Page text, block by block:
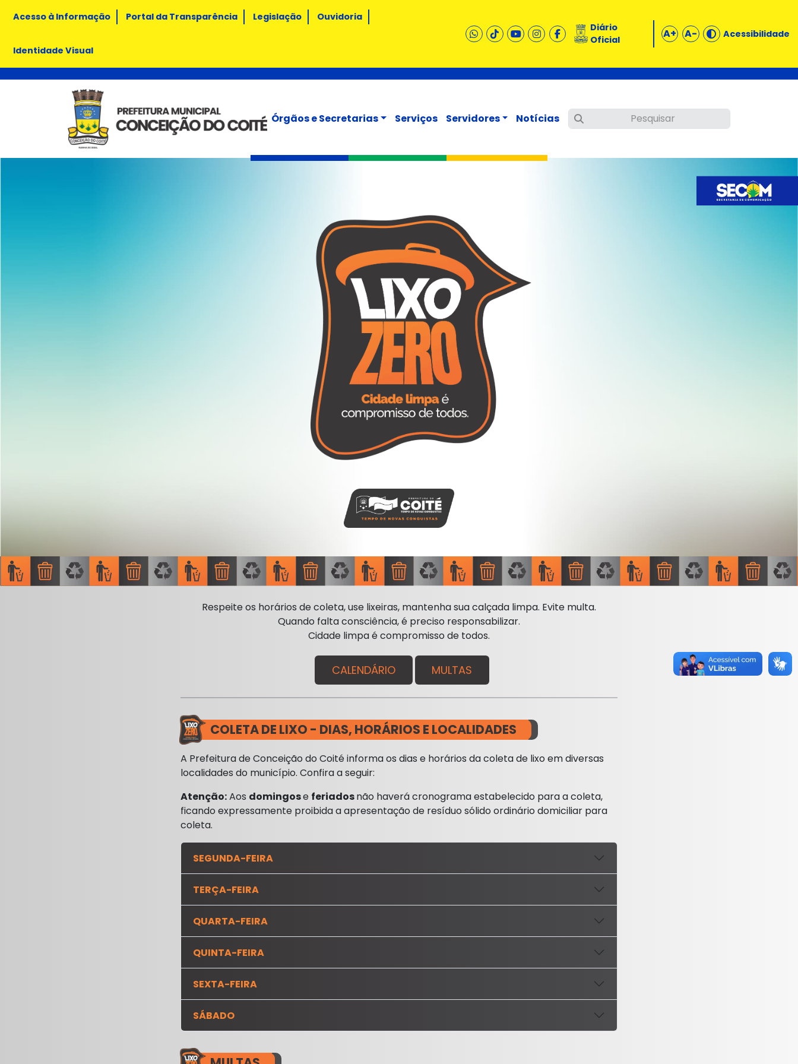
Acesso à Informação Portal da Transparência Legislação Ouvidoria
Identidade Visual
Diário
Oficial
A+ A- Acessibilidade
Órgãos e Secretarias Serviços Servidores Notícias
Respeite os horários de coleta, use lixeiras, mantenha sua calçada limpa. Evite multa.
Quando falta consciência, é preciso responsabilizar.
Cidade limpa é compromisso de todos.
CALENDÁRIO MULTAS
COLETA DE LIXO - DIAS, HORÁRIOS E LOCALIDADES
A Prefeitura de Conceição do Coité informa os dias e horários da coleta de lixo em diversas
localidades do município. Confira a seguir:
Atenção:Aos domingose feriadosnão haverá cronograma estabelecido para a coleta,
ficando expressamente proibida a apresentação de resíduo sólido ordinário domiciliar para
coleta.
SEGUNDA-FEIRA
TERÇA-FEIRA
QUARTA-FEIRA
QUINTA-FEIRA
SEXTA-FEIRA
SÁBADO